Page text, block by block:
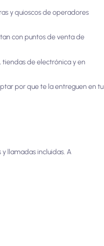
y quioscos de operadores
con puntos de venta de
de electrónica y en
por que te la entreguen en tu
llamadas incluidas. A